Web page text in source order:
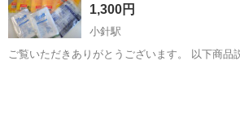
1,300円
小針駅
ご覧いただきありがとうございます。 以下商